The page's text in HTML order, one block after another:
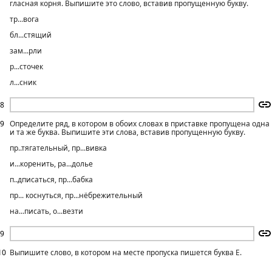
8
гласная корня. Выпишите это слово, вставив пропущенную букву.
тр...вога
бл...стящий
зам...рли
р...сточек
л...сник
9
9
Определите ряд, в котором в обоих словах в приставке пропущена одна
и та же буква. Выпишите эти слова, вставив пропущенную букву.
пр..тягательный, пр...вивка
и...коренить, ра...долье
п..дписаться, пр...бабка
пр... коснуться, пр...нёбрежительный
на...писать, о...везти
Выпишите слово, в котором на месте пропуска пишется буква Е.